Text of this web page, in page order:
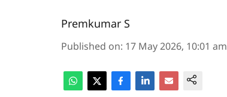
Premkumar S
Published on: 17 May 2026, 10:01 am